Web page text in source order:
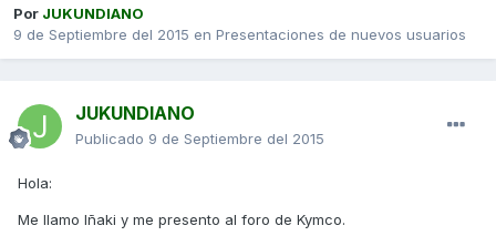
Por JUKUNDIANO
9 de Septiembre del 2015 en Presentaciones de nuevos usuarios
JUKUNDIANO
Publicado 9 de Septiembre del 2015
Hola:
Me llamo Iñaki y me presento al foro de Kymco.